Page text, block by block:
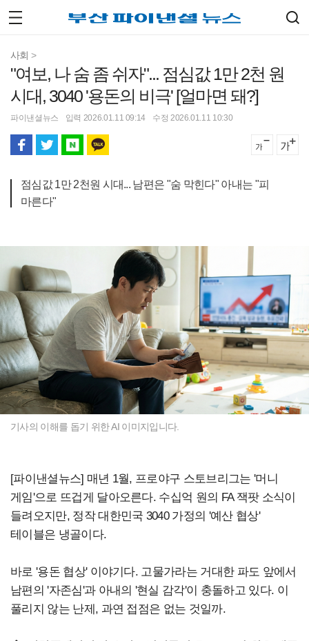
사회 >
"여보, 나 숨 좀 쉬자"... 점심값 1만 2천 원
시대, 3040 '용돈의 비극' [얼마면 돼?]
파이낸셜뉴스 입력 2026.01.11 09:14 수정 2026.01.11 10:30
점심값 1만 2천원 시대... 남편은 "숨 막힌다" 아내는 "피
마른다"
기사의 이해를 돕기 위한 AI 이미지입니다.
[파이낸셜뉴스] 매년 1월, 프로야구 스토브리그는 '머니
게임'으로 뜨겁게 달아오른다. 수십억 원의 FA 잭팟 소식이
들려오지만, 정작 대한민국 3040 가정의 '예산 협상'
테이블은 냉골이다.
바로 '용돈 협상' 이야기다. 고물가라는 거대한 파도 앞에서
남편의 '자존심'과 아내의 '현실 감각'이 충돌하고 있다. 이
풀리지 않는 난제, 과연 접점은 없는 것일까.